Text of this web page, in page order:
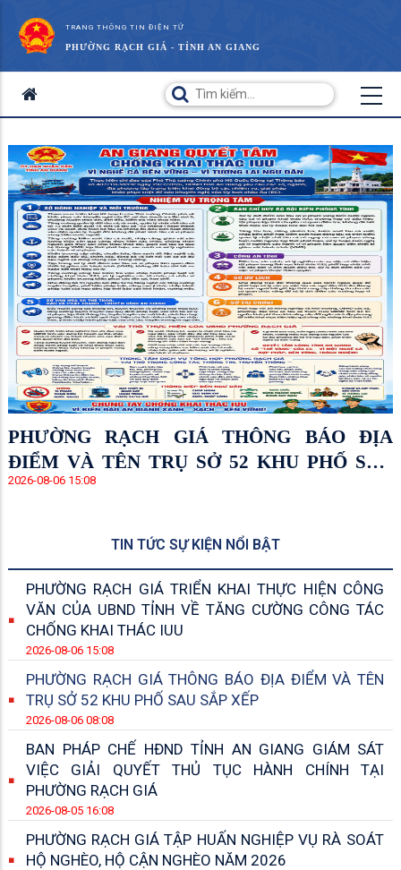
TRANG THÔNG TIN ĐIỆN TỬ
PHƯỜNG RẠCH GIÁ - TỈNH AN GIANG
PHƯỜNG RẠCH GIÁ THÔNG BÁO ĐỊA
ĐIỂM VÀ TÊN TRỤ SỞ 52 KHU PHỐ SAU
SẮP XẾP
2026-08-06 15:08
TIN TỨC SỰ KIỆN NỔI BẬT
PHƯỜNG RẠCH GIÁ TRIỂN KHAI THỰC HIỆN CÔNG
VĂN CỦA UBND TỈNH VỀ TĂNG CƯỜNG CÔNG TÁC
CHỐNG KHAI THÁC IUU
2026-08-06 15:08
PHƯỜNG RẠCH GIÁ THÔNG BÁO ĐỊA ĐIỂM VÀ TÊN
TRỤ SỞ 52 KHU PHỐ SAU SẮP XẾP
2026-08-06 08:08
BAN PHÁP CHẾ HĐND TỈNH AN GIANG GIÁM SÁT
VIỆC GIẢI QUYẾT THỦ TỤC HÀNH CHÍNH TẠI
PHƯỜNG RẠCH GIÁ
2026-08-05 16:08
PHƯỜNG RẠCH GIÁ TẬP HUẤN NGHIỆP VỤ RÀ SOÁT
HỘ NGHÈO, HỘ CẬN NGHÈO NĂM 2026